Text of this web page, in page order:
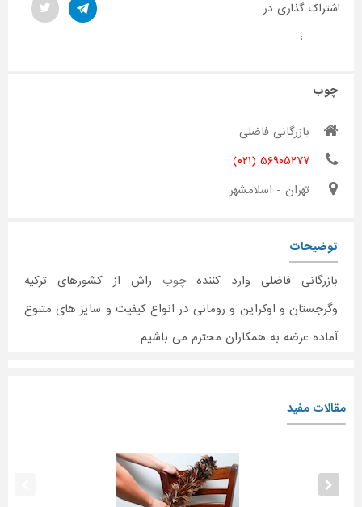
اشتراک گذاری در
:
چوب
بازرگانی فاضلی
۵۶۹۰۵۲۷۷ (۰۲۱)
تهران - اسلامشهر
توضیحات
بازرگانی فاضلی وارد کنندهچوب راش از کشورهای ترکیه
وگرجستان و اوکراین و رومانی در انواع کیفیت و سایز های متنوع
آماده عرضه به همکاران محترم می باشیم
مقالات مفید